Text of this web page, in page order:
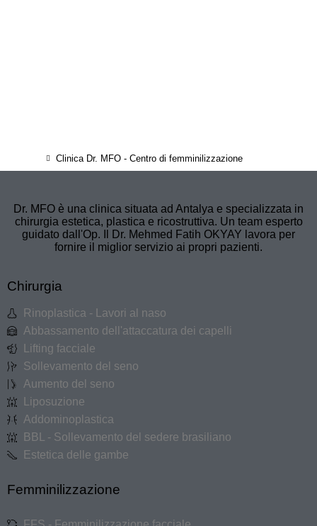
Clinica Dr. MFO - Centro di femminilizzazione
Dr. MFO è una clinica situata ad Antalya e specializzata in
chirurgia estetica, plastica e ricostruttiva. Un team esperto
guidato dall'Op. Il Dr. Mehmed Fatih OKYAY lavora per
fornire il miglior servizio ai propri pazienti.
Chirurgia
Rinoplastica - Lavori al naso
Abbassamento dell'attaccatura dei capelli
Lifting facciale
Sollevamento del seno
Aumento del seno
Liposuzione
Addominoplastica
BBL - Sollevamento del sedere brasiliano
Estetica delle gambe
Femminilizzazione